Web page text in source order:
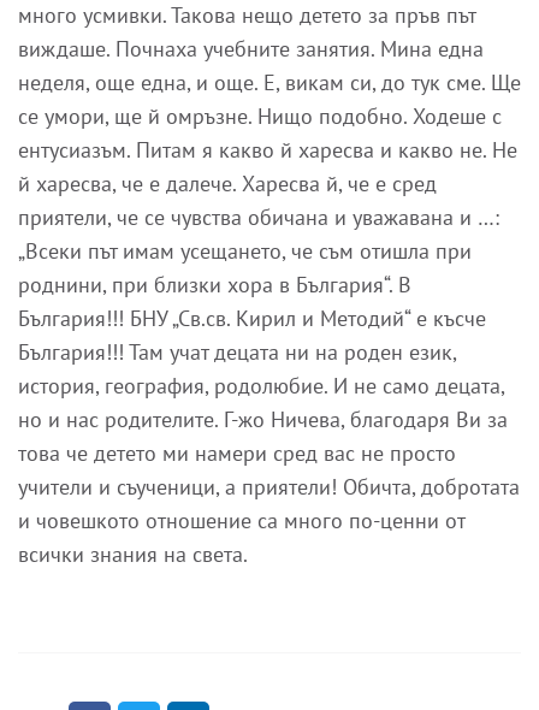
много усмивки. Такова нещо детето за пръв път
виждаше. Почнаха учебните занятия. Мина една
неделя, още една, и още. Е, викам си, до тук сме. Ще
се умори, ще й омръзне. Нищо подобно. Ходеше с
ентусиазъм. Питам я какво й харесва и какво не. Не
й харесва, че е далече. Харесва й, че е сред
приятели, че се чувства обичана и уважавана и …:
„Всеки път имам усещането, че съм отишла при
роднини, при близки хора в България“. В
България!!! БНУ „Св.св. Кирил и Методий“ е късче
България!!! Там учат децата ни на роден език,
история, география, родолюбие. И не само децата,
но и нас родителите. Г-жо Ничева, благодаря Ви за
това че детето ми намери сред вас не просто
учители и съученици, а приятели! Обичта, добротата
и човешкото отношение са много по-ценни от
всички знания на света.